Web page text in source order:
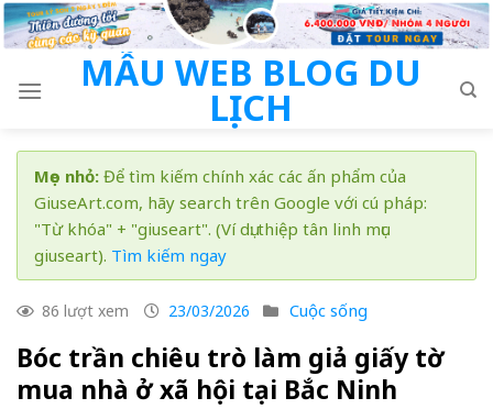
Skip
to
MẪU WEB BLOG DU
LỊCH
Mẹo nhỏ: Để tìm kiếm chính xác các ấn phẩm của
GiuseArt.com, hãy search trên Google với cú pháp:
"Từ khóa" + "giuseart". (Ví dụ: thiệp tân linh mục
giuseart). Tìm kiếm ngay
86 lượt xem 23/03/2026 Cuộc sống
Bóc trần chiêu trò làm giả giấy tờ
mua nhà ở xã hội tại Bắc Ninh